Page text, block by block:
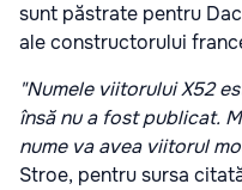
sunt păstrate pentru
ale constructorului
"Numele viitorului X52
însă nu a fost publicat.
nume va avea viitorul
Stroe, pentru sursa